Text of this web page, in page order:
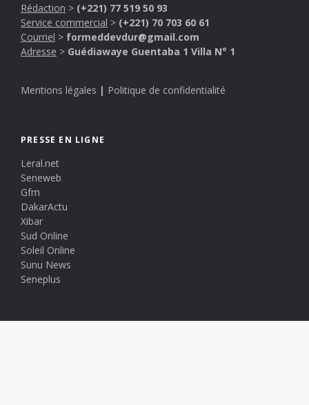
Rédaction > (+221) 77 519 50 93
Service commercial > (+221) 70 703 60 61
Courriel > formeddevdur@gmail.com
Adresse > Guédiawaye Guentaba 1 Villa N° 1
Mentions légales | Politique de confidentialité
PRESSE EN LIGNE
Leral.net
Seneweb
Gfm
DakarActu
Xibar
Sud Online
Soleil Online
Sunu News
Seneplus